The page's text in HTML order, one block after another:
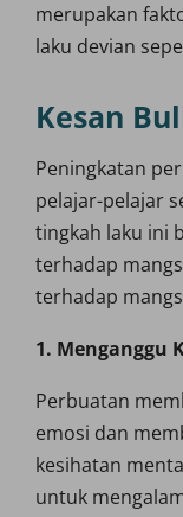
merupakan
laku devian
Kesan
Peningkatan
pelajar-pelajar
tingkah laku ini
terhadap
terhadap
1. Menganggu
Perbuatan
emosi dan
kesihatan
untuk